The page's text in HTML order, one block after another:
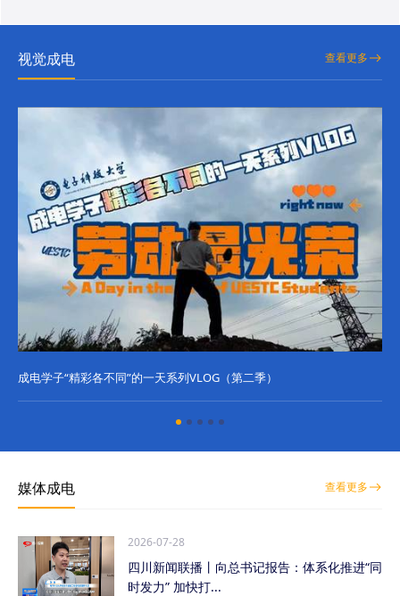
视觉成电 查看更多
成电学子“精彩各不同”的一天系列VLOG（第二季）
媒体成电 查看更多
2026-07-28
四川新闻联播丨向总书记报告：体系化推进“同
时发力” 加快打...